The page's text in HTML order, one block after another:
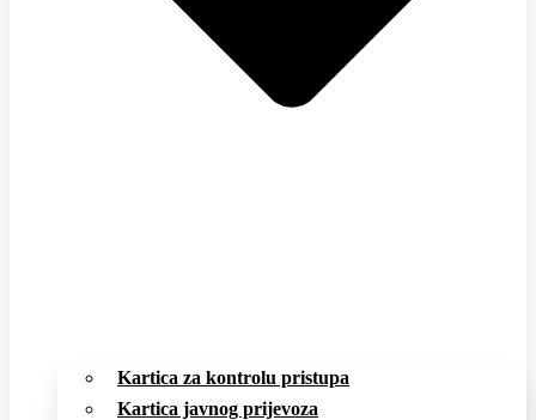
Kartica za kontrolu pristupa
Kartica javnog prijevoza